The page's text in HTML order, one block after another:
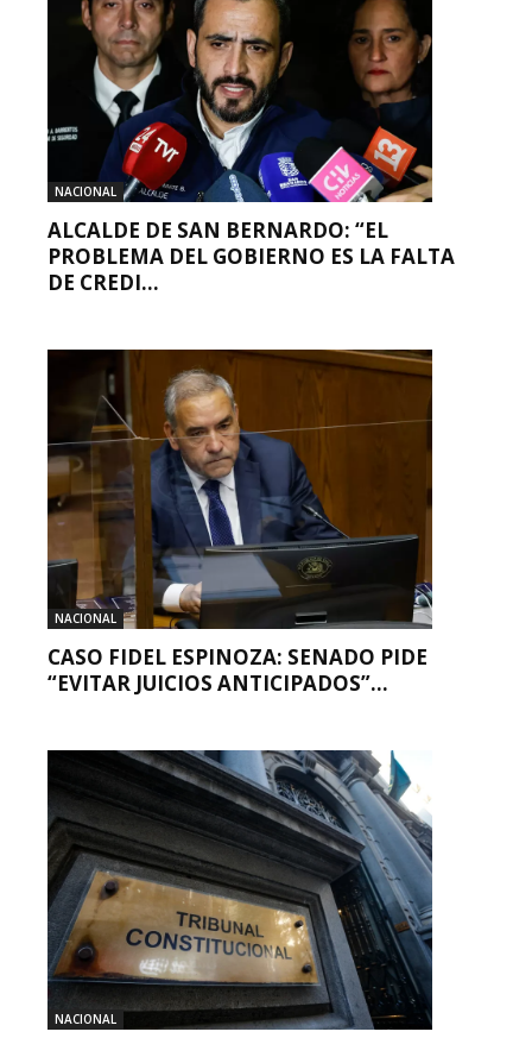
NACIONAL
ALCALDE DE SAN BERNARDO: “EL
PROBLEMA DEL GOBIERNO ES LA FALTA
DE CREDI...
NACIONAL
CASO FIDEL ESPINOZA: SENADO PIDE
“EVITAR JUICIOS ANTICIPADOS”...
NACIONAL